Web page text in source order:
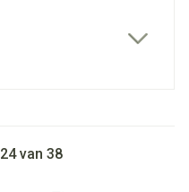
24van 38